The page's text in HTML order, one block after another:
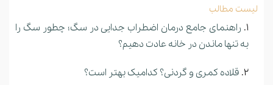
لیست مطالب
راهنمای جامع درمان اضطراب جدایی در سگ؛ چطور سگ را
به تنها ماندن در خانه عادت دهیم؟
قلاده کمری و گردنی؟ کدامیک بهتر است؟